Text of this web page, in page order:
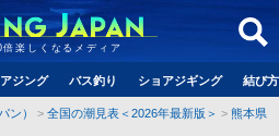
楽しくなるメディア
アジング バス釣り ショアジギング 結び
ン） 全国の潮見表＜2026年最新版＞
熊本県